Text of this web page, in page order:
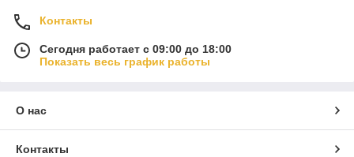
Контакты
Сегодня работает с 09:00 до 18:00
Показать весь график работы
О нас
Контакты